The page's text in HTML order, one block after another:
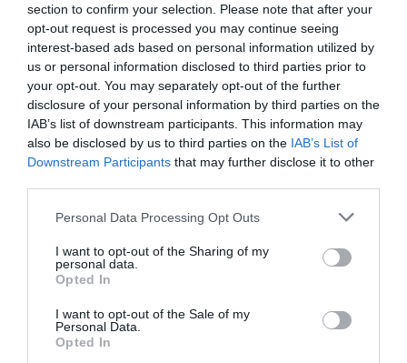
section to confirm your selection. Please note that after your
opt-out request is processed you may continue seeing
interest-based ads based on personal information utilized by
us or personal information disclosed to third parties prior to
your opt-out. You may separately opt-out of the further
disclosure of your personal information by third parties on the
IAB’s list of downstream participants. This information may
also be disclosed by us to third parties on the IAB’s List of
Downstream Participants that may further disclose it to other
Personal Data Processing Opt Outs
I want to opt-out of the Sharing of my
personal data.
Opted In
I want to opt-out of the Sale of my
Personal Data.
Opted In
ψήφισμα, όπως ότι το νέο νομοσχέδιο θα
επιτρέπει και στους δύο γονείς να παίρνουν τα
παιδιά τους από το σχολείο, «να ταξιδεύουν
μαζί τους και να τα πηγαίνουν στον γιατρό »,
με τον πρωθυπουργό να χαρακτηρίζει το
ψήφισμα «ορόσημο για τα ανθρώπινα
δικαιώματα».
άλλων φορέων, όπως της
Μαρίας Γαβουνέλη
της Εθνικής Επιτροπής Ανθρώπινων
Δικαιωμάτων, που σχολίασε ότι αυτή η απόφαση
ήρθε «καθυστερημένα». Ενώ η